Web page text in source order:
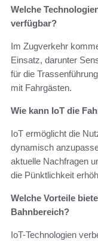
Welche
verfügbar?
Im Zugverkehr
Einsatz, darunter
für die
mit Fahrgästen.
Wie kann IoT die
IoT ermöglicht die
dynamisch
aktuelle Nachfragen
die Pünktlichkeit
Welche Vorteile
Bahnbereich?
IoT-Technologien